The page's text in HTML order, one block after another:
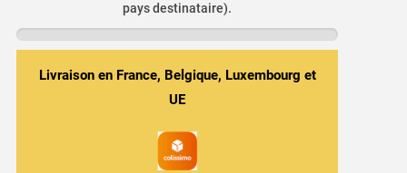
Mangue
Exotique
pays destinataire).
Livraison en France, Belgique, Luxembourg et
UE